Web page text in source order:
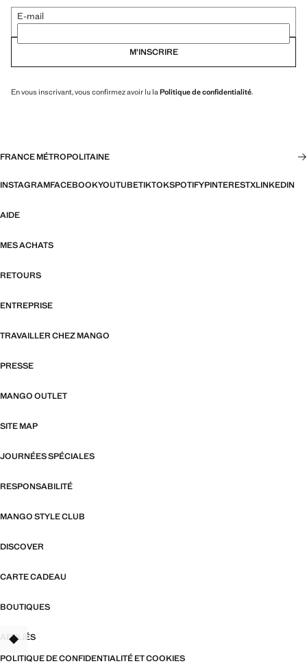
E-mail
M’INSCRIRE
En vous inscrivant, vous confirmez avoir lu laPolitique de confidentialité.
FRANCE MÉTROPOLITAINE
INSTAGRAMFACEBOOKYOUTUBETIKTOKSPOTIFYPINTERESTXLINKEDIN
AIDE
MES ACHATS
RETOURS
ENTREPRISE
TRAVAILLER CHEZ MANGO
PRESSE
MANGO OUTLET
SITE MAP
JOURNÉES SPÉCIALES
RESPONSABILITÉ
MANGO STYLE CLUB
DISCOVER
CARTE CADEAU
BOUTIQUES
AFFILIÉS
POLITIQUE DE CONFIDENTIALITÉ ET COOKIES